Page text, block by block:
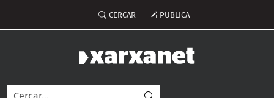
Menú del compte d'usuari
CERCAR PUBLICA
Cerca